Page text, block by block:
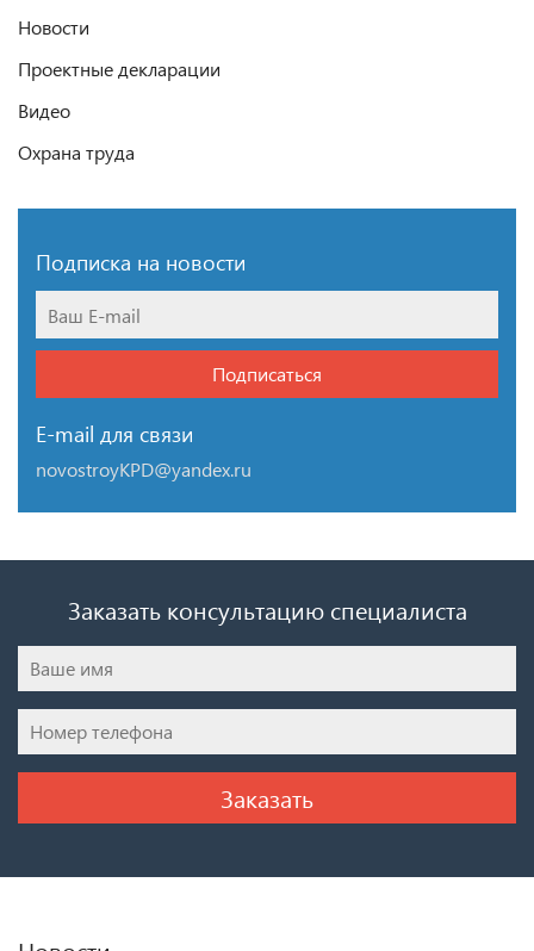
Новости
Проектные декларации
Видео
Охрана труда
Подписка на новости
Подписаться
E-mail для связи
novostroyKPD@yandex.ru
Заказать консультацию специалиста